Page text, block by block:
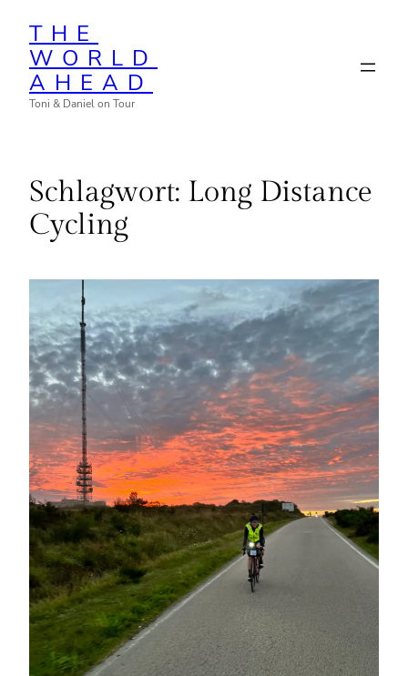
Inhalt
springen
THE
WORLD
AHEAD
Toni & Daniel on Tour
Schlagwort: Long Distance
Cycling